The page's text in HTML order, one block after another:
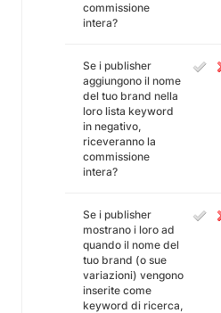
commissione
intera?
Se i publisher
aggiungono il nome
del tuo brand nella
loro lista keyword
in negativo,
riceveranno la
commissione
intera?
Se i publisher
mostrano i loro ad
quando il nome del
tuo brand (o sue
variazioni) vengono
inserite come
keyword di ricerca,